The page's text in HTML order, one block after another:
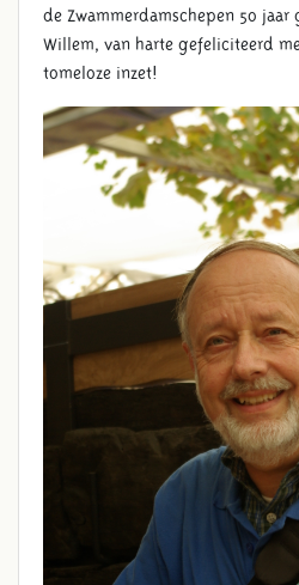
de Zwammerdamschepen 50 jaar
Willem, van harte gefeliciteerd
tomeloze inzet!